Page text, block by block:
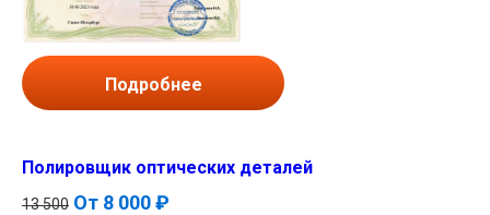
Подробнее
Полировщик оптических деталей
13 500 От 8 000 ₽